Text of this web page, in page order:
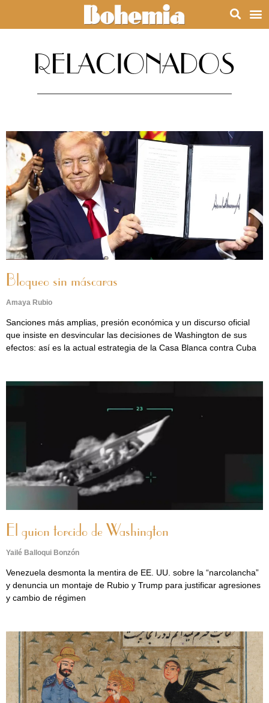
RELACIONADOS
Bloqueo sin máscaras
Amaya Rubio
Sanciones más amplias, presión económica y un discurso oficial
que insiste en desvincular las decisiones de Washington de sus
efectos: así es la actual estrategia de la Casa Blanca contra Cuba
El guion torcido de Washington
Yailé Balloqui Bonzón
Venezuela desmonta la mentira de EE. UU. sobre la “narcolancha”
y denuncia un montaje de Rubio y Trump para justificar agresiones
y cambio de régimen